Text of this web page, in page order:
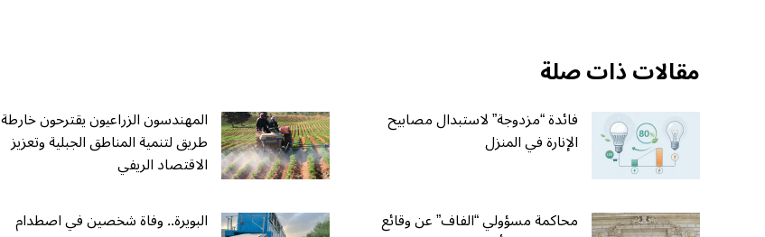
مقالات ذات صلة
فائدة “مزدوجة” لاستبدال مصابيح
الإنارة في المنزل
المهندسون الزراعيون يقترحون خارطة
طريق لتنمية المناطق الجبلية وتعزيز
الاقتصاد الريفي
محاكمة مسؤولي “الفاف” عن وقائع
البويرة.. وفاة شخصين في اصطدام